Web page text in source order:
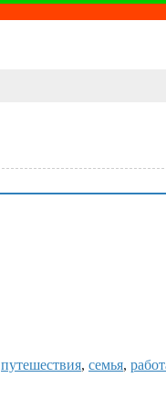
путешествия, семья,